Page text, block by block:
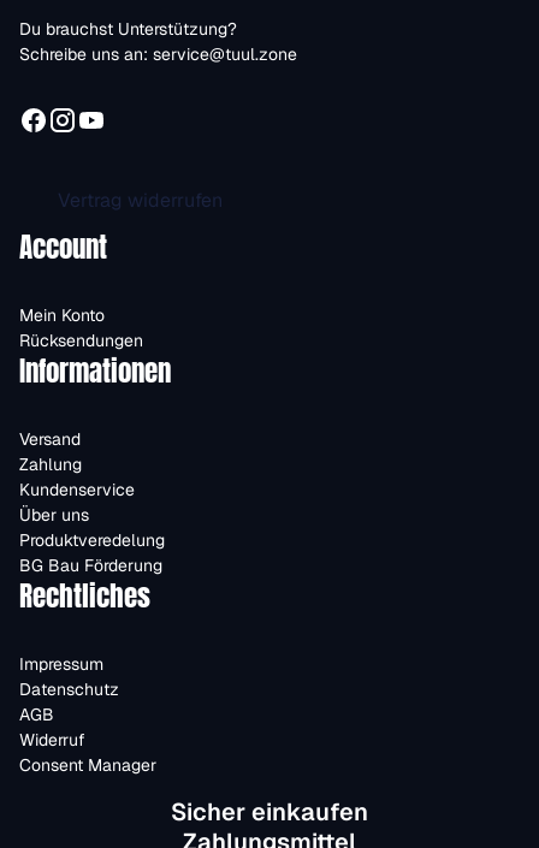
Du brauchst Unterstützung?
Schreibe uns an: service@tuul.zone
Vertrag widerrufen
Account
Mein Konto
Rücksendungen
Informationen
Versand
Zahlung
Kundenservice
Über uns
Produktveredelung
BG Bau Förderung
Rechtliches
Impressum
Datenschutz
AGB
Widerruf
Consent Manager
Sicher einkaufen